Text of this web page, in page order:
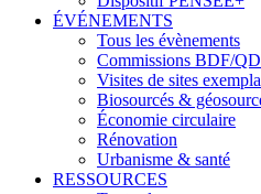
ÉVÉNEMENTS
Tous les évènements
Commissions BDF/
Visites de sites
Biosourcés &
Économie circulaire
Rénovation
Urbanisme & santé
RESSOURCES